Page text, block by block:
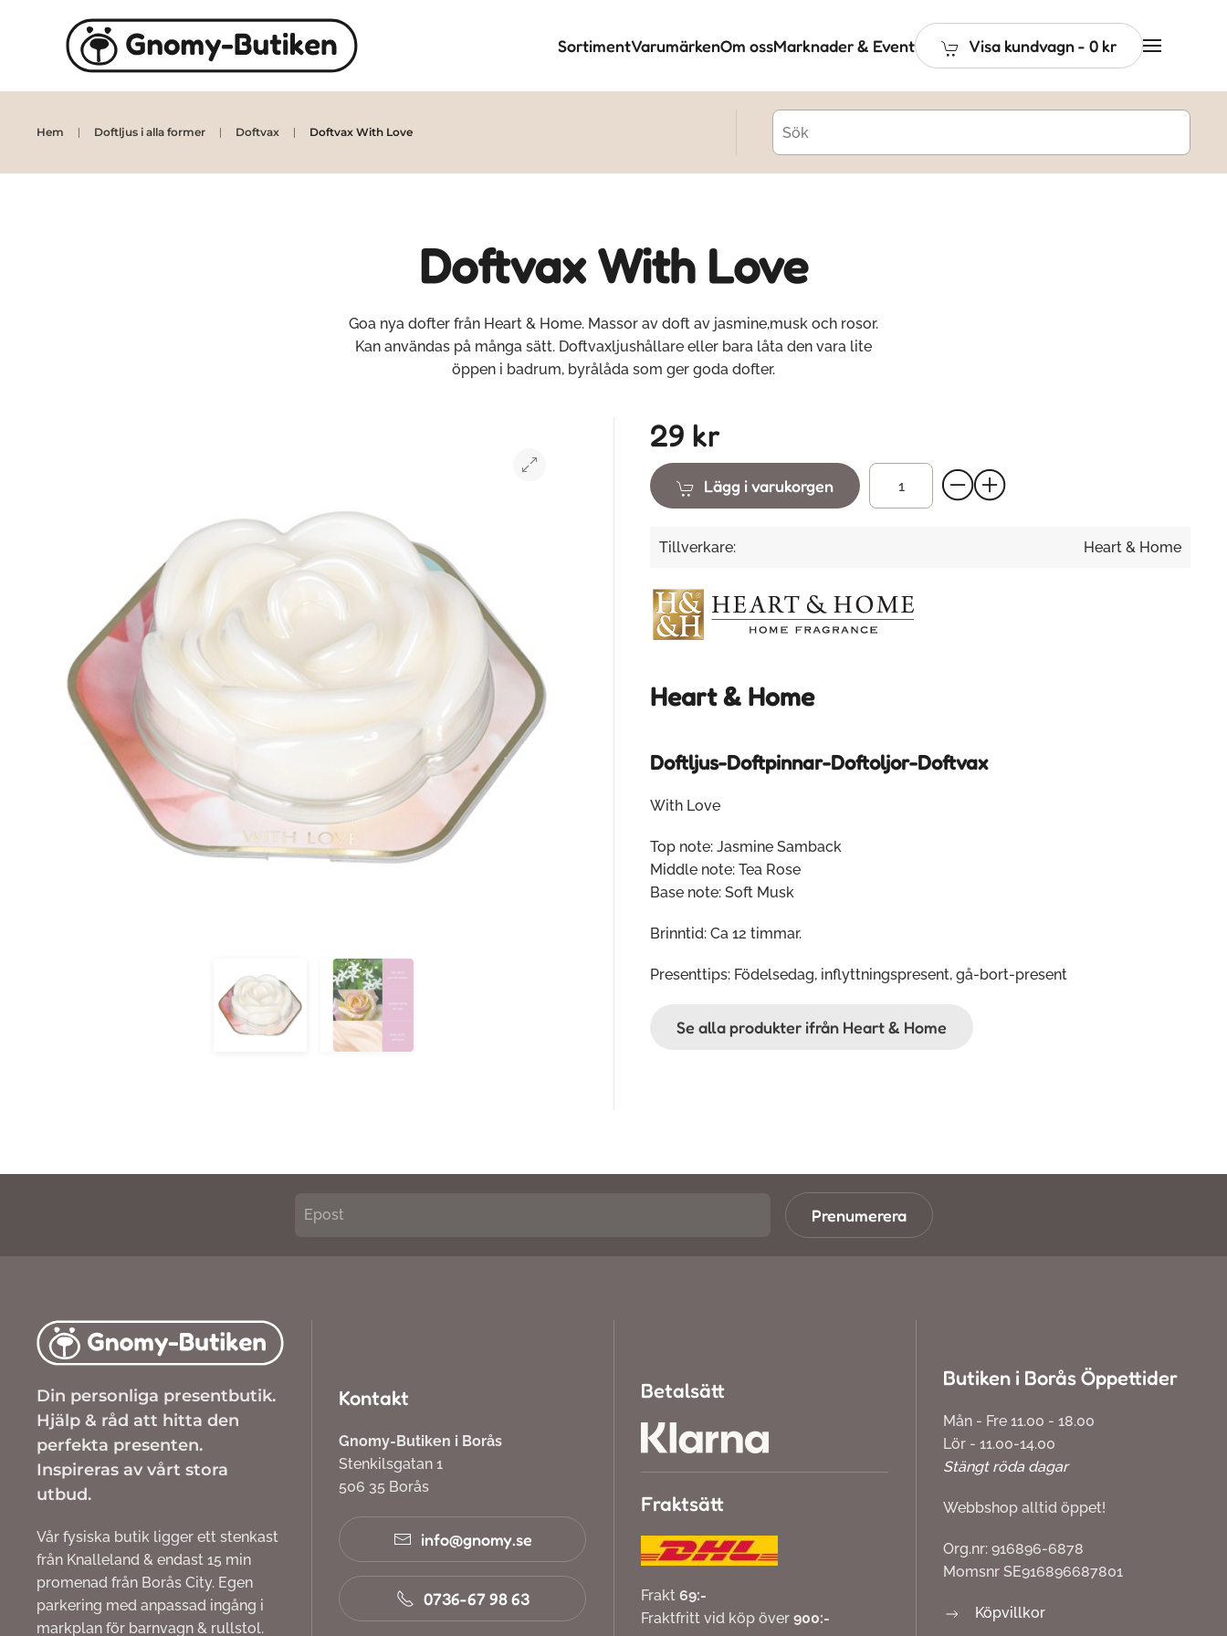
Skip to main content SortimentVarumärkenOm ossMarknader & Event Visa kundvagn- 0 kr
Hem Doftljus i alla former Doftvax Doftvax With Love
Doftvax With Love
Goa nya dofter från Heart & Home. Massor av doft av jasmine,musk och rosor.
Kan användas på många sätt. Doftvaxljushållare eller bara låta den vara lite
öppen i badrum, byrålåda som ger goda dofter.
29 kr
Lägg i varukorgen
Tillverkare: Heart & Home
Heart & Home
Doftljus-Doftpinnar-Doftoljor-Doftvax
With Love
Top note: Jasmine Samback
Middle note: Tea Rose
Base note: Soft Musk
Brinntid: Ca 12 timmar.
Presenttips: Födelsedag, inflyttningspresent, gå-bort-present
Se alla produkter ifrån Heart & Home
Prenumerera
Din personliga presentbutik.
Hjälp & råd att hitta den
perfekta presenten.
Inspireras av vårt stora
utbud.
Vår fysiska butik ligger ett stenkast
från Knalleland & endast 15 min
promenad från Borås City. Egen
parkering med anpassad ingång i
markplan för barnvagn & rullstol.
Kontakt
Gnomy-Butiken i Borås
Stenkilsgatan 1
506 35 Borås
info@gnomy.se
0736-67 98 63
Betalsätt
Fraktsätt
Frakt 69:-
Fraktfritt vid köp över 900:-
Butiken i Borås Öppettider
Mån - Fre 11.00 - 18.00
Lör - 11.00-14.00
Stängt röda dagar
Webbshop alltid öppet!
Org.nr: 916896-6878
Momsnr SE916896687801
Köpvillkor